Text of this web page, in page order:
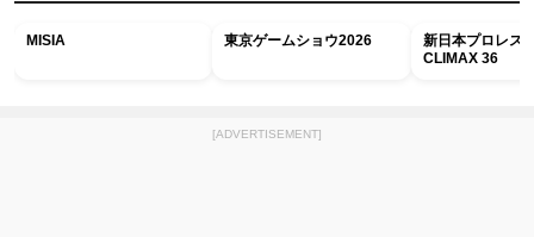
MISIA 東京ゲームショウ2026
新日本プロレス
CLIMAX 36
[ADVERTISEMENT]